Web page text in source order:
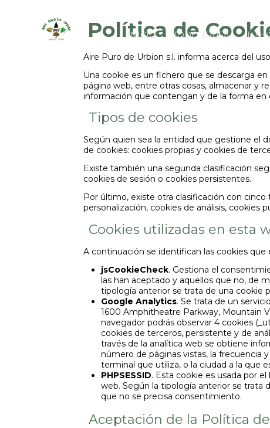
INICIO TODO TRUFA TU
Política de
Aire Puro de Urbion s.l. informa acerca del
Una cookie es un fichero que se descarga
página web, entre otras cosas, almacenar y
información que contengan y de la forma en
Tipos de cookies
Según quien sea la entidad que gestione el
de cookies: cookies propias y cookies de
Existe también una segunda clasificación
cookies de sesión o cookies persistentes.
Por último, existe otra clasificación con
personalización, cookies de análisis, cookies
Cookies utilizadas en esta
A continuación se identifican las cookies
jsCookieCheck. Gestiona el
las han aceptado y aquellos que no, de
tipología anterior se trata de una cookie
Google Analytics. Se trata de un
1600 Amphitheatre Parkway, Mountain
navegador podrás observar 4 cookies
cookies de terceros, persistente y de
través de la analítica web se obtiene
número de páginas vistas, la frecuencia
terminal que utiliza, o la ciudad a la que
PHPSESSID. Esta cookie es usada por
web. Según la tipología anterior se trata
que no se precisa consentimiento.
Aceptación de la Política